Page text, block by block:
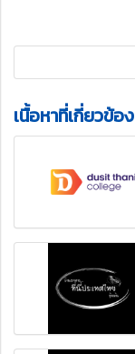
เนื้อหาที่เกี่ยวข้อง